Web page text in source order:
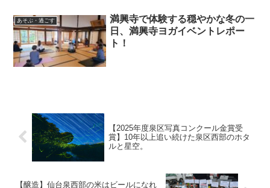
あそぶ・過ごす
満興寺で体験する穏やかな冬の一
日、満興寺ヨガイベントレポー
ト！
【2025年度泉区写真コンクール金賞受
賞】10年以上追い続けた泉区西部のホタ
ルと星空。
【醸造】仙台泉西部の米はビールになれ